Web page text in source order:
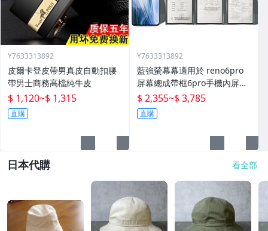
Y7633313892
皮爾卡登皮帶男真皮自動扣腰
帶男士商務高檔純牛皮
$ 1,120~$ 1,315
直購
Y7633313892
藍強螢幕幕適用於 reno6pro
屏幕總成帶框6pro手機內屏外
屏修復碎屏觸摸顯示屏o 拆機
更換液晶玻璃維
$ 2,355~$ 3,785
直購
日本代購 看全部